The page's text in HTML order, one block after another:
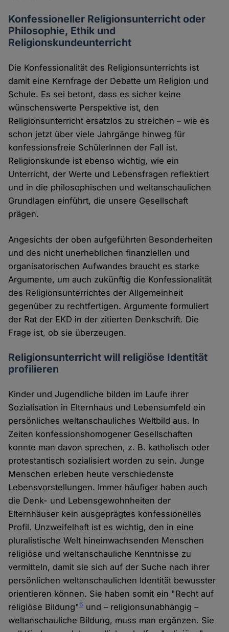
Konfessioneller Religionsunterricht oder
Philosophie, Ethik und
Religionskundeunterricht
Die Konfessionalität des Religionsunterrichts ist
damit eine Kernfrage der Debatte um Religion und
Schule. Es sei betont, dass es sicher keine
wünschenswerte Perspektive ist, den
Religionsunterricht ersatzlos zu streichen – wie es
schon jetzt über viele Jahrgänge hinweg für
konfessionsfreie SchülerInnen der Fall ist.
Religionskunde ist ebenso wichtig, wie ein
Unterricht, der Werte und Lebensfragen reflektiert
und in die philosophischen und weltanschaulichen
Grundlagen einführt, die unsere Gesellschaft
prägen.
Angesichts der oben aufgeführten Besonderheiten
und des nicht unerheblichen finanziellen und
organisatorischen Aufwandes braucht es starke
Argumente, um auch zukünftig die Konfessionalität
des Religionsunterrichtes der Allgemeinheit
gegenüber zu rechtfertigen. Argumente formuliert
der Rat der EKD in der zitierten Denkschrift. Die
Frage ist, ob sie überzeugen.
Religionsunterricht will religiöse Identität
profilieren
Kinder und Jugendliche bilden im Laufe ihrer
Sozialisation in Elternhaus und Lebensumfeld ein
persönliches weltanschauliches Weltbild aus. In
Zeiten konfessionshomogener Gesellschaften
konnte man davon sprechen, z. B. katholisch oder
protestantisch sozialisiert worden zu sein. Junge
Menschen erleben heute verschiedenste
Lebensvorstellungen. Immer häufiger haben auch
die Denk- und Lebensgewohnheiten der
Elternhäuser kein ausgeprägtes konfessionelles
Profil. Unzweifelhaft ist es wichtig, den in eine
pluralistische Welt hineinwachsenden Menschen
religiöse und weltanschauliche Kenntnisse zu
vermitteln, damit sie sich auf der Suche nach ihrer
persönlichen weltanschaulichen Identität bewusster
orientieren können. Sie haben somit ein "Recht auf
religiöse Bildung"6 und – religionsunabhängig –
weltanschauliche Bildung, muss man ergänzen. Sie